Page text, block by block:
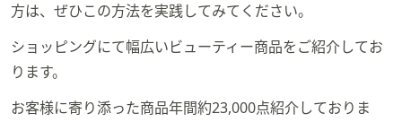
方は、ぜひこの方法を実践してみてください。
ショッピングにて幅広いビューティー商品をご紹介してお
ります。
お客様に寄り添った商品年間約23,000点紹介しておりま